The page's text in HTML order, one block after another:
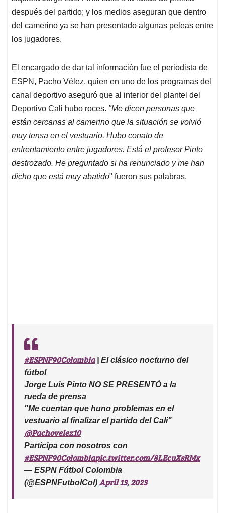
después del partido; y los medios aseguran que dentro
del camerino ya se han presentado algunas peleas entre
los jugadores.
El encargado de dar tal información fue el periodista de
ESPN, Pacho Vélez, quien en uno de los programas del
canal deportivo aseguró que al interior del plantel del
Deportivo Cali hubo roces. "Me dicen personas que
están cercanas al camerino que la situación se volvió
muy tensa en el vestuario. Hubo conato de
enfrentamiento entre jugadores. Está el profesor Pinto
destrozado. He preguntado si ha renunciado y me han
dicho que está muy abatido" fueron sus palabras.
#ESPNF90Colombia| El clásico nocturno del
fútbol
Jorge Luis Pinto NO SE PRESENTÓ a la
rueda de prensa
"Me cuentan que huno problemas en el
vestuario al finalizar el partido del Cali"
@Pachovelez10
Participa con nosotros con
#ESPNF90Colombiapic.twitter.com/8LEcuXsRMx
— ESPN Fútbol Colombia
(@ESPNFutbolCol) April 13, 2023